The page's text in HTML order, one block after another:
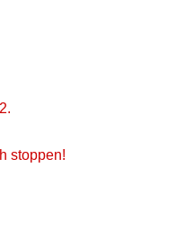
stoppen!